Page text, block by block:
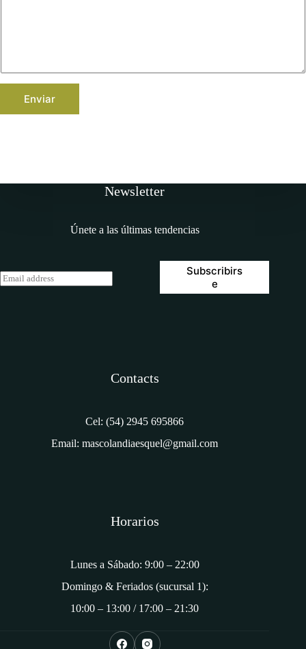
Enviar
Newsletter
Únete a las últimas tendencias
E
m
Subscribirs
e
Contacts
Cel: (54) 2945 695866
Email: mascolandiaesquel@gmail.com
Horarios
Lunes a Sábado: 9:00 – 22:00
Domingo & Feriados (sucursal 1):
10:00 – 13:00 / 17:00 – 21:30